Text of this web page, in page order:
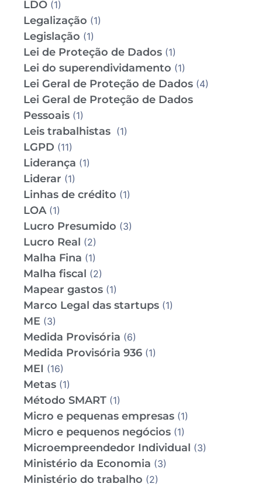
LDO (1)
Legalização (1)
Legislação (1)
Lei de Proteção de Dados (1)
Lei do superendividamento (1)
Lei Geral de Proteção de Dados (4)
Lei Geral de Proteção de Dados
Pessoais (1)
Leis trabalhistas (1)
LGPD (11)
Liderança (1)
Liderar (1)
Linhas de crédito (1)
LOA(1)
Lucro Presumido (3)
Lucro Real (2)
Malha Fina (1)
Malha fiscal (2)
Mapear gastos (1)
Marco Legal das startups (1)
ME (3)
Medida Provisória (6)
Medida Provisória 936 (1)
MEI (16)
Metas (1)
Método SMART (1)
Micro e pequenas empresas (1)
Micro e pequenos negócios (1)
Microempreendedor Individual (3)
Ministério da Economia (3)
Ministério do trabalho (2)